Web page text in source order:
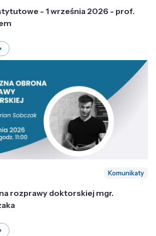
- 1 września 2026 - prof.
Komunikaty
rozprawy doktorskiej mgr.